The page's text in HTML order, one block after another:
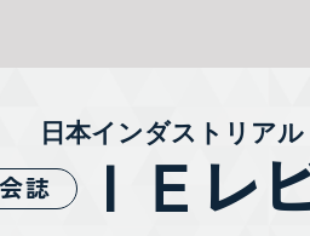
日本インダストリア
誌 ＩＥレ